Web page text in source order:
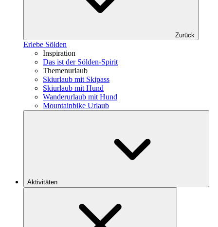
Zurück
Erlebe Sölden
Inspiration
Das ist der Sölden-Spirit
Themenurlaub
Skiurlaub mit Skipass
Skiurlaub mit Hund
Wanderurlaub mit Hund
Mountainbike Urlaub
Aktivitäten